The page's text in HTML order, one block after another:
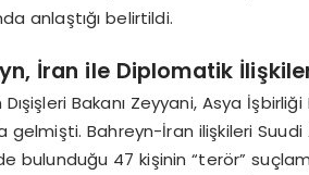
anlaştığı belirtildi.
İran ile Diplomatik
Bakanı Zeyyani, Asya
gelmişti. Bahreyn-İran ilişkileri
bulunduğu 47 kişinin “terör”